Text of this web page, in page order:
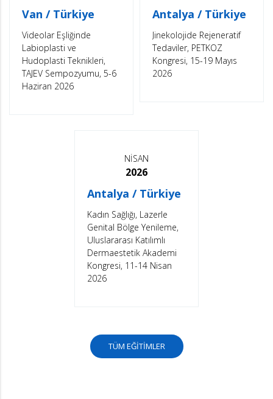
Van / Türkiye
Videolar Eşliğinde
Labioplasti ve
Hudoplasti Teknikleri,
TAJEV Sempozyumu, 5-6
Haziran 2026
Antalya / Türkiye
Jinekolojide Rejeneratif
Tedaviler, PETKOZ
Kongresi, 15-19 Mayıs
2026
NİSAN
2026
Antalya / Türkiye
Kadın Sağlığı, Lazerle
Genital Bölge Yenileme,
Uluslararası Katılımlı
Dermaestetik Akademi
Kongresi, 11-14 Nisan
2026
TÜM EĞİTİMLER